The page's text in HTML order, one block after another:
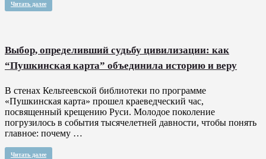
Читать далее
Выбор, определивший судьбу цивилизации: как
“Пушкинская карта” объединила историю и веру
В стенах Кельтеевской библиотеки по программе
«Пушкинская карта» прошел краеведческий час,
посвященный крещению Руси. Молодое поколение
погрузилось в события тысячелетней давности, чтобы понять
главное: почему …
Читать далее